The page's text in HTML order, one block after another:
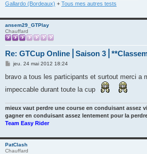
Gallardo (Bordeaux) + Tous mes autres tests
ansem29_GTPlay
Chauffard
Re: GTCup Online⎪Saison
M
s
a
g
jeu. 24 mai 2012 18:24
bravo a tous les participants et surtout merci a
impeccable durant toute la cup
mieux vaut perdre une course en conduisant assez
gagner en conduisant assez lentement pour la
Team Easy Rider
PatClash
Chauffard